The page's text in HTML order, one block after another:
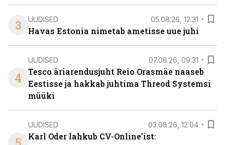
3 UUDISED 05.08.26, 12:31
Havas Estonia nimetab ametisse uue juhi
4
UUDISED 07.08.26, 09:31
Tesco äriarendusjuht Reio Orasmäe naaseb
Eestisse ja hakkab juhtima Threod Systemsi
müüki
UUDISED 03.08.26, 12:04
Karl Oder lahkub CV-Online’ist: